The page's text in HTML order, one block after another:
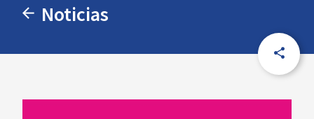
Noticias